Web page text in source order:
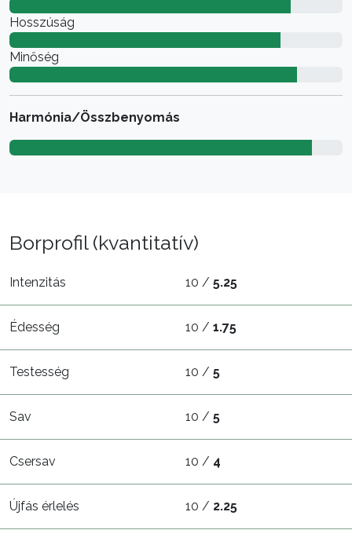
Hosszúság
Minőség
Harmónia/Összbenyomás
Borprofil (kvantitatív)
Intenzitás 10 / 5.25
Édesség 10 / 1.75
Testesség 10 / 5
Sav 10 / 5
Csersav 10 / 4
Újfás érlelés 10 / 2.25